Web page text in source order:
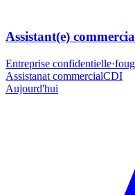
Assistant(e)
Entreprise confidentielle·
Assistanat commercialCDI
Aujourd'hui